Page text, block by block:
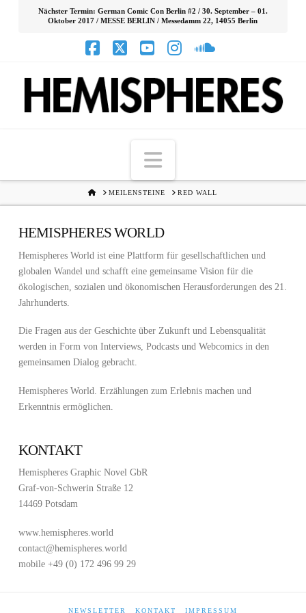
Nächster Termin: German Comic Con Berlin #2 / 30. September – 01.
Oktober 2017 / MESSE BERLIN / Messedamm 22, 14055 Berlin
Navigation
HOMEMEILENSTEINE RED WALL
HEMISPHERES WORLD
Hemispheres World ist eine Plattform für gesellschaftlichen und
globalen Wandel und schafft eine gemeinsame Vision für die
ökologischen, sozialen und ökonomischen Herausforderungen des 21.
Jahrhunderts.
Die Fragen aus der Geschichte über Zukunft und Lebensqualität
werden in Form von Interviews, Podcasts und Webcomics in den
gemeinsamen Dialog gebracht.
Hemispheres World. Erzählungen zum Erlebnis machen und
Erkenntnis ermöglichen.
KONTAKT
Hemispheres Graphic Novel GbR
Graf-von-Schwerin Straße 12
14469 Potsdam
www.hemispheres.world
contact@hemispheres.world
mobile +49 (0) 172 496 99 29
NEWSLETTER KONTAKT IMPRESSUM